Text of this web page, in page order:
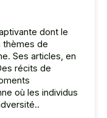
dont le
thèmes de
Ses articles, en
récits de
où les individus